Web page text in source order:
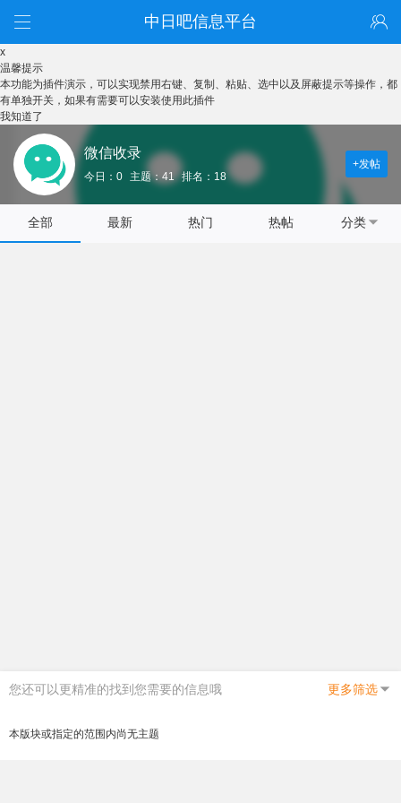
中日吧信息平台
x
温馨提示
本功能为插件演示，可以实现禁用右键、复制、粘贴、选中以及屏蔽提示等操作，都
有单独开关，如果有需要可以安装使用此插件
我知道了
微信收录
今日：0 主题：41 排名：18
+发帖
全部 最新 热门 热帖 分类
您还可以更精准的找到您需要的信息哦 更多筛选
本版块或指定的范围内尚无主题